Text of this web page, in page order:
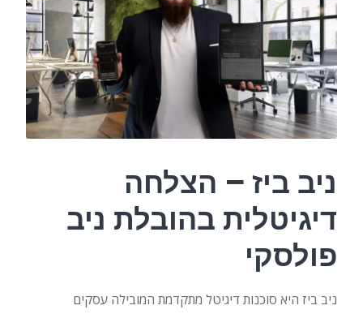
ניב ביז – הצלחה
דיגיטלית בהובלת ניב
פולסקי
ניב ביז היא סוכנות דיגיטל מתקדמת המובילה עסקים